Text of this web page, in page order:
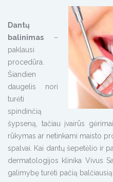
Dantų
balinimas –
paklausi
procedūra.
Šiandien
daugelis nori
turėti
spindinčią
šypseną, tačiau įvairūs
rūkymas ar netinkami maisto
spalvai. Kai dantų šepetėlio ir
dermatologijos klinika Vivus
galimybę turėti pačią